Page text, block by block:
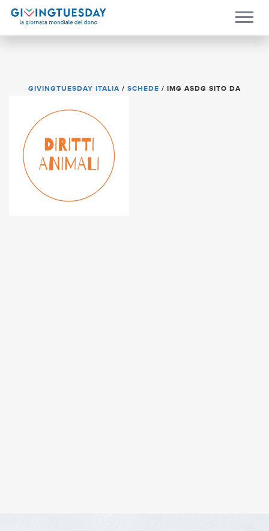
GIVINGTUESDAY ITALIA / SCHEDE / IMG ASDG SITO DA